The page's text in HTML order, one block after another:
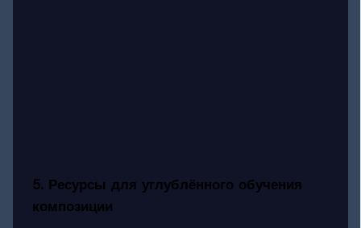
5. Ресурсы для углублённого обучения
композиции